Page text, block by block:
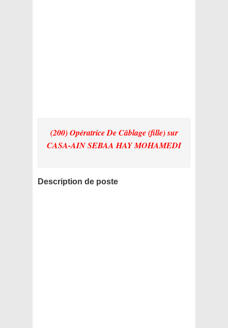
(200) Opératrice De Câblage (fille)sur
CASA-AIN SEBAA HAY MOHAMEDI
Description de poste